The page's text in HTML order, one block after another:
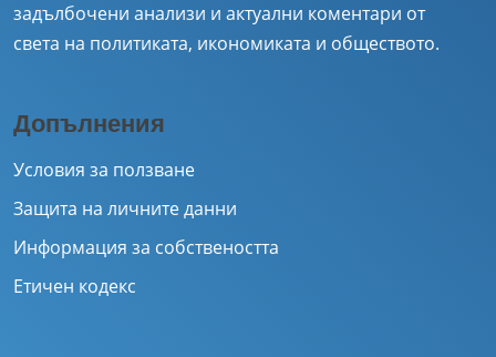
задълбочени анализи и актуални коментари от
света на политиката, икономиката и обществото.
Допълнения
Условия за ползване
Защита на личните данни
Информация за собствеността
Етичен кодекс